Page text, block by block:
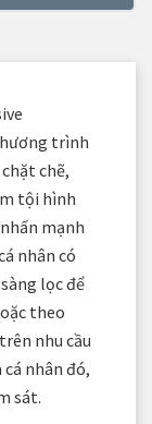
trình
chẽ,
tội hình
mạnh
nhân có
lọc để
theo
nhu cầu
nhân đó,
sát.